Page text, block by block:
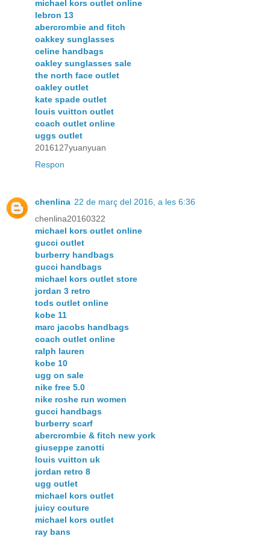
michael kors outlet online
lebron 13
abercrombie and fitch
oakkey sunglasses
celine handbags
oakley sunglasses sale
the north face outlet
oakley outlet
kate spade outlet
louis vuitton outlet
coach outlet online
uggs outlet
2016127yuanyuan
Respon
chenlina 22 de març del 2016, a les 6:36
chenlina20160322
michael kors outlet online
gucci outlet
burberry handbags
gucci handbags
michael kors outlet store
jordan 3 retro
tods outlet online
kobe 11
marc jacobs handbags
coach outlet online
ralph lauren
kobe 10
ugg on sale
nike free 5.0
nike roshe run women
gucci handbags
burberry scarf
abercrombie & fitch new york
giuseppe zanotti
louis vuitton uk
jordan retro 8
ugg outlet
michael kors outlet
juicy couture
michael kors outlet
ray bans